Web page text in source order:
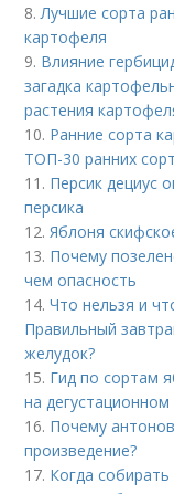
8. Лучшие сорта
картофеля
9. Влияние
загадка
растения
10. Ранние сорта
ТОП-30 ранних
11. Персик дециус
персика
12. Яблоня
13. Почему
чем опасность
14.Что нельзя и
Правильный
желудок?
15. Гид по сортам
на
16. Почему
произведение?
17. Когда